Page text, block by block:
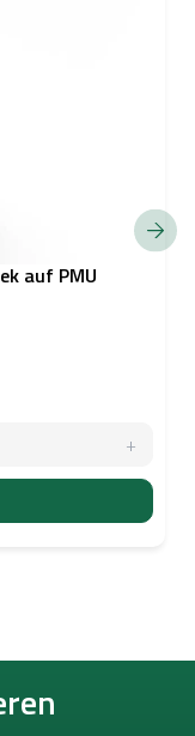
auf PMU